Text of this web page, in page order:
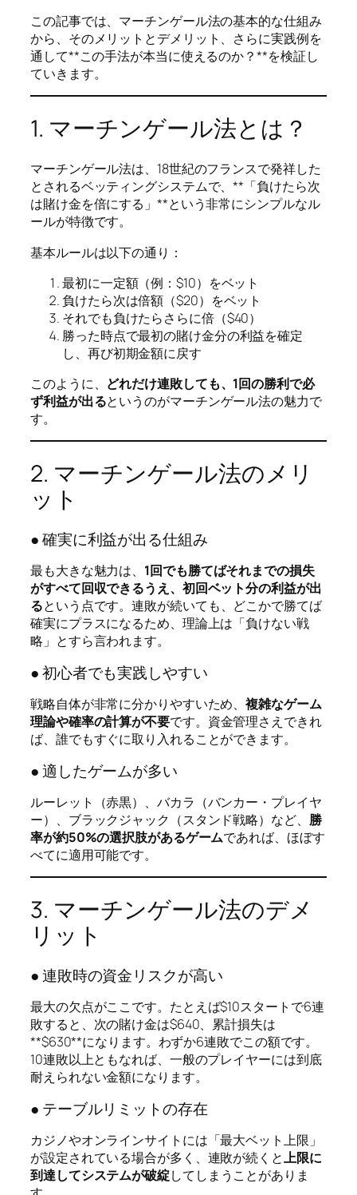
この記事では、マーチンゲール法の基本的な仕組み
から、そのメリットとデメリット、さらに実践例を
通して**この手法が本当に使えるのか？**を検証し
ていきます。
1. マーチンゲール法とは？
マーチンゲール法は、18世紀のフランスで発祥した
とされるベッティングシステムで、**「負けたら次
は賭け金を倍にする」**という非常にシンプルなル
ールが特徴です。
基本ルールは以下の通り：
最初に一定額（例：$10）をベット
負けたら次は倍額（$20）をベット
それでも負けたらさらに倍（$40）
勝った時点で最初の賭け金分の利益を確定
し、再び初期金額に戻す
このように、 どれだけ連敗しても、1回の勝利で必
ず利益が出るというのがマーチンゲール法の魅力で
す。
2. マーチンゲール法のメリ
ット
● 確実に利益が出る仕組み
最も大きな魅力は、 1回でも勝てばそれまでの損失
がすべて回収できるうえ、初回ベット分の利益が出
るという点です。連敗が続いても、どこかで勝てば
確実にプラスになるため、理論上は「負けない戦
略」とすら言われます。
● 初心者でも実践しやすい
戦略自体が非常に分かりやすいため、複雑なゲーム
理論や確率の計算が不要です。資金管理さえできれ
ば、誰でもすぐに取り入れることができます。
● 適したゲームが多い
ルーレット（赤黒）、バカラ（バンカー・プレイヤ
ー）、ブラックジャック（スタンド戦略）など、 勝
率が約50%の選択肢があるゲームであれば、ほぼす
べてに適用可能です。
3. マーチンゲール法のデメ
リット
● 連敗時の資金リスクが高い
最大の欠点がここです。たとえば$10スタートで6連
敗すると、次の賭け金は$640、累計損失は
**$630**になります。わずか6連敗でこの額です。
10連敗以上ともなれば、一般のプレイヤーには到底
耐えられない金額になります。
● テーブルリミットの存在
カジノやオンラインサイトには「最大ベット上限」
が設定されている場合が多く、連敗が続くと上限に
到達してシステムが破綻してしまうことがありま